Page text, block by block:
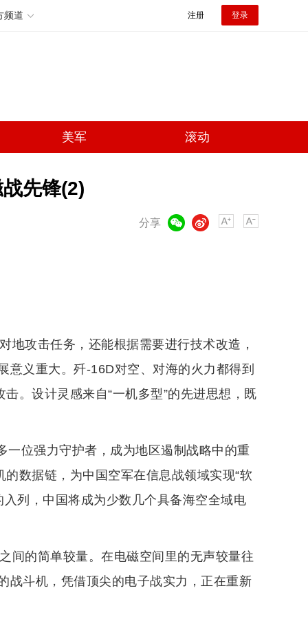
频道 注册 登录
美军 滚动
先锋(2)
分享
微博
地攻击任务，还能根据需要进行技术改造，
意义重大。歼-16D对空、对海的火力都得到
。设计灵感来自“一机多型”的先进思想，既
一位强力守护者，成为地区遏制战略中的重
数据链，为中国空军在信息战领域实现“软
列，中国将成为少数几个具备海空全域电
间的简单较量。在电磁空间里的无声较量往
战斗机，凭借顶尖的电子战实力，正在重新